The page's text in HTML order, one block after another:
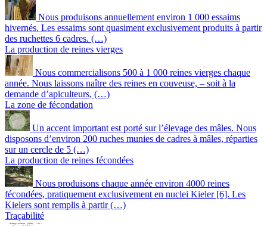
Nous produisons annuellement environ 1 000 essaims
hivernés. Les essaims sont quasiment exclusivement produits à partir
des ruchettes 6 cadres. (…)
La production de reines vierges
Nous commercialisons 500 à 1 000 reines vierges chaque
année. Nous laissons naître des reines en couveuse, – soit à la
demande d’apiculteurs, (…)
La zone de fécondation
Un accent important est porté sur l’élevage des mâles. Nous
disposons d’environ 200 ruches munies de cadres à mâles, réparties
sur un cercle de 5 (…)
La production de reines fécondées
Nous produisons chaque année environ 4000 reines
fécondées, pratiquement exclusivement en nuclei Kieler [6]. Les
Kielers sont remplis à partir (…)
Traçabilité